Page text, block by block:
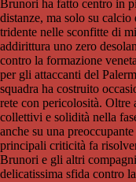
Brunori ha fatto centro in
distanze, ma solo su
tridente nelle sconfitte di
addirittura uno zero
contro la formazione
per gli attaccanti del
squadra ha costruito
rete con pericolosità.
collettivi e solidità nella
anche su una
principali criticità fa
Brunori e gli altri
delicatissima sfida contro